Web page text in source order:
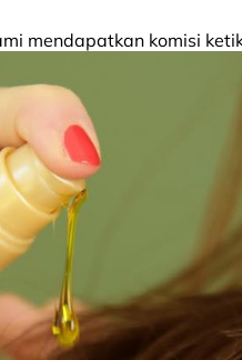
mendapatkan komisi